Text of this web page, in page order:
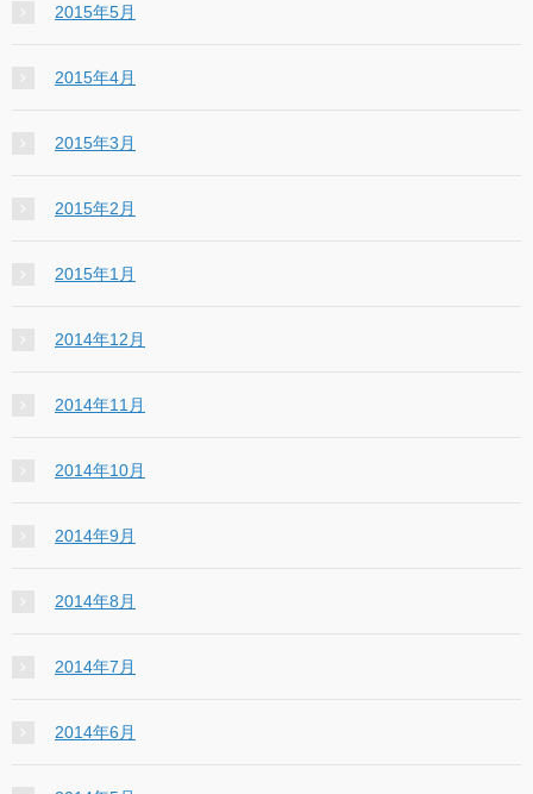
2015年5月
2015年4月
2015年3月
2015年2月
2015年1月
2014年12月
2014年11月
2014年10月
2014年9月
2014年8月
2014年7月
2014年6月